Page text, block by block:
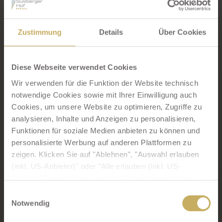
Zustimmung Details Über Cookies
Diese Webseite verwendet Cookies
Wir verwenden für die Funktion der Website technisch
notwendige Cookies sowie mit Ihrer Einwilligung auch
Cookies, um unsere Website zu optimieren, Zugriffe zu
analysieren, Inhalte und Anzeigen zu personalisieren,
Funktionen für soziale Medien anbieten zu können und
personalisierte Werbung auf anderen Plattformen zu
zeigen. Klicken Sie auf "Ablehnen", "Auswahl erlauben
(inkl. US-Anbieter)" oder "Alle erlauben (inkl. US-
Anbieter)" um direkt zu unserer Website zu gelangen.
können Sie jederzeit mit Wirkung für die Zukunft
Notwendig
atemberaubenden Ausblickauf die umliegende
Allgäuer Voralpenlandschaft ergänzt den Genuss
hausgemachten Torten während es sich in den
bequemen Rattan-Möbeln auf unserer neuen
Holzterrasse gemütlich machen.
Tischreservierung erforderlich!
Öffnungszeiten Restaurant
Täglich geöffnet ab 14.00 Uhr
Nachmittags Kaffee und hausgemachte Kuchen
Warme Küche von 17.30 bis 20.30 Uhr;